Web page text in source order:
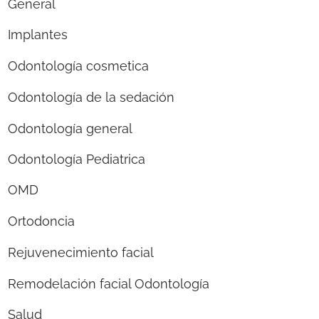
General
Implantes
Odontología cosmetica
Odontología de la sedación
Odontología general
Odontología Pediatrica
OMD
Ortodoncia
Rejuvenecimiento facial
Remodelación facial Odontología
Salud